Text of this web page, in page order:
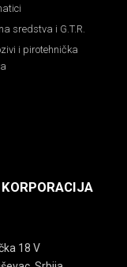
sredstva i G.T.R.
i pirotehnička
18 V